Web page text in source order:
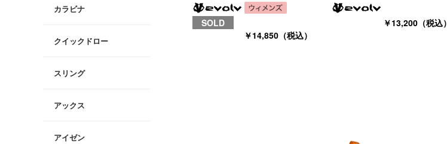
カラビナ
クイックドロー
スリング
アックス
アイゼン
SOLD
￥14,850（税込）
￥13,200（税込）